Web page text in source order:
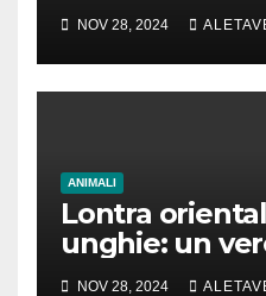
NOV 28, 2024
ANIMALI
Lontra
unghie: un
cui parlare
NOV 28, 2024